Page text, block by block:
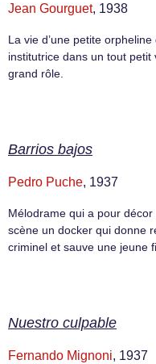
Jean Gourguet, 1938
La vie d’une petite
institutrice dans un tout
grand rôle.
Barrios bajos
Pedro Puche, 1937
Mélodrame qui a pour
scène un docker qui donne
criminel et sauve une jeune
Nuestro culpable
Fernando Mignoni, 1937